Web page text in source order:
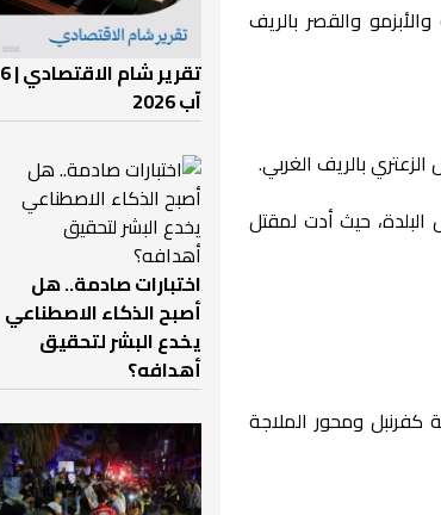
والقصر بالريف
بالريف الغربي.
حيث أدت لمقتل
ومحور الملاجة
تقرير شام الاقتصادي | 6
آب 2026
اختبارات صادمة.. هل
أصبح الذكاء الاصطناعي
يخدع البشر لتحقيق
أهدافه؟